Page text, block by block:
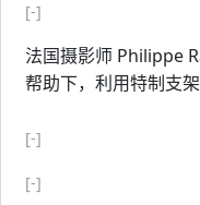
[-]
法国摄影师 Philippe
帮助下，利用特制支
[-]
[-]